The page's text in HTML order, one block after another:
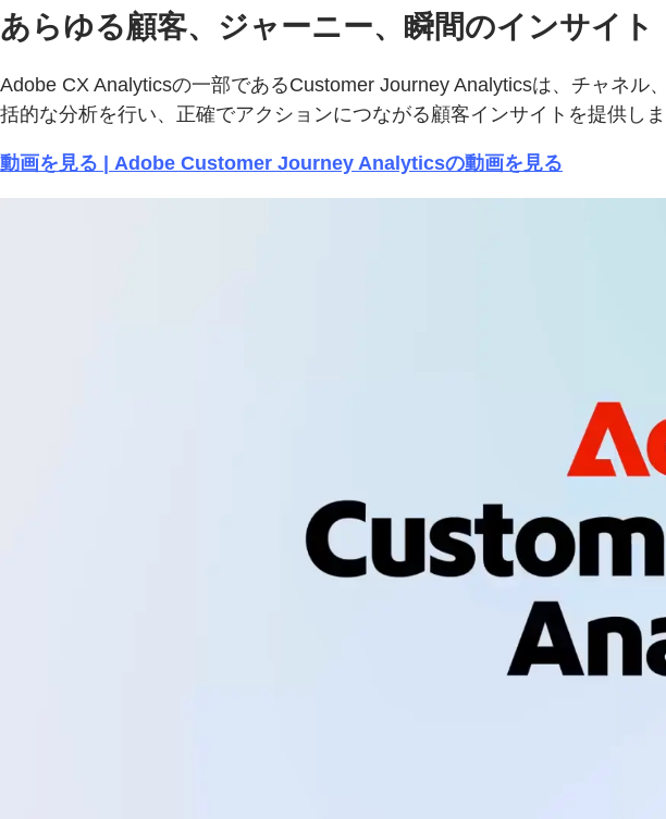
あらゆる顧客、ジャーニー、瞬間のインサイト
Adobe CX Analyticsの一部であるCustomer Journey Analyticsは、チャネ
括的な分析を行い、正確でアクションにつながる顧客インサイトを提供しま
動画を見る | Adobe Customer Journey Analyticsの動画を見る